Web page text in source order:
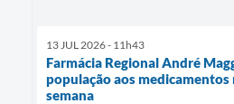
13 JUL 2026 - 11h43
Farmácia Regional André
população aos medicamentos
semana